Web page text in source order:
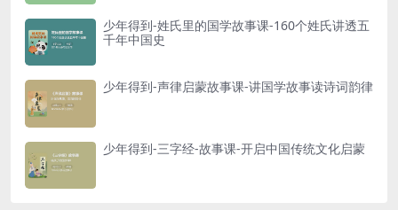
│ │ ├─ 01.Four.mp4 [81.40MB]
│ │ ├─ 02.Clap.mp4 [58.69MB]
│ │ ├─ 03.Prank.mp4 [67.00MB]
│ │ ├─ 04.Plusman.mp4 [55.36MB]
│ │ ├─ 05.Alphabet.mp4 [66.07MB]
│ │ ├─ 06.Name.mp4 [72.91MB]
│ │ ├─ 07.Sleep.mp4 [58.71MB]
│ │ ├─ 08.Mine.mp4 [104.50MB]
少年得到-姓氏里的国学故事课-160个姓氏讲透五
千年中国史
少年得到-声律启蒙故事课-讲国学故事读诗词韵律
少年得到-三字经-故事课-开启中国传统文化启蒙